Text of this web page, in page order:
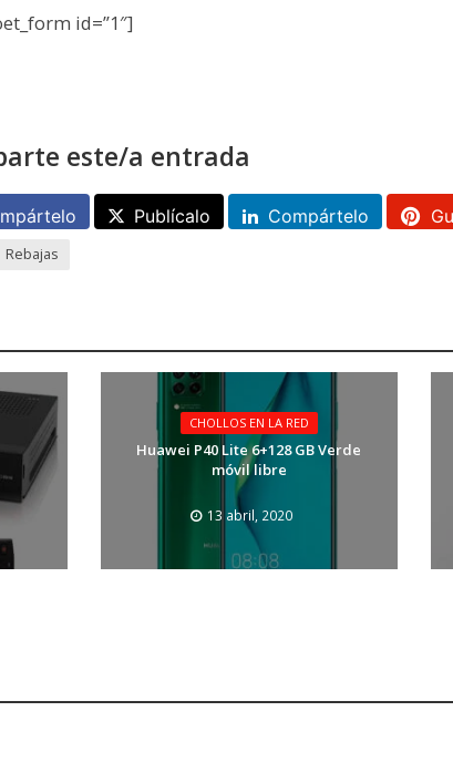
id=”1″]
este/a entrada
Publícalo Compártelo
Rebajas
CHOLLOS EN LA RED
Huawei P40 Lite 6+128 GB Verde
móvil libre
13 abril, 2020